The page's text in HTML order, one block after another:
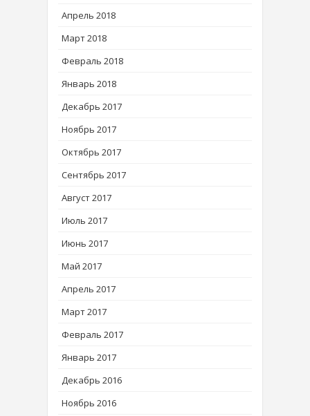
Апрель 2018
Март 2018
Февраль 2018
Январь 2018
Декабрь 2017
Ноябрь 2017
Октябрь 2017
Сентябрь 2017
Август 2017
Июль 2017
Июнь 2017
Май 2017
Апрель 2017
Март 2017
Февраль 2017
Январь 2017
Декабрь 2016
Ноябрь 2016